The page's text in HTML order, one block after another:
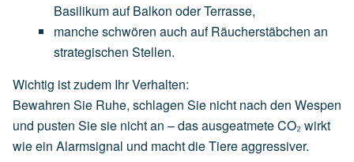
Basilikumauf Balkon oderTerrasse,
mancheschwören auch auf Räucherstäbchen an
strategischen Stellen.
Wichtig ist zudem Ihr Verhalten:
Bewahren Sie Ruhe, schlagen Sie nicht nach den Wespen
und pusten Sie sie nicht an – das ausgeatmete CO₂ wirkt
wie ein Alarmsignal und macht die Tiere aggressiver.